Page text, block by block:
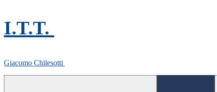
I.T.T.
Giacomo Chilesotti